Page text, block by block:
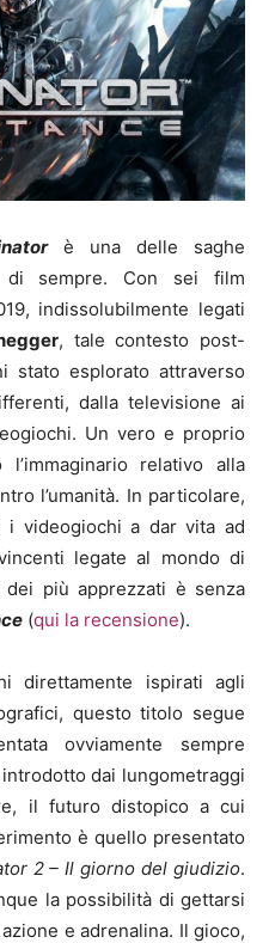
è una delle saghe
di sempre. Con sei film
indissolubilmente legati
, tale contesto post-
stato esplorato attraverso
dalla televisione ai
Un vero e proprio
relativo alla
l’umanità. In particolare,
videogiochi a dar vita ad
legate al mondo di
più apprezzati è senza
(qui la recensione).
direttamente ispirati agli
questo titolo segue
ovviamente sempre
dai lungometraggi
il futuro distopico a cui
è quello presentato
2 – Il giorno del giudizio.
la possibilità di gettarsi
e adrenalina. Il gioco,